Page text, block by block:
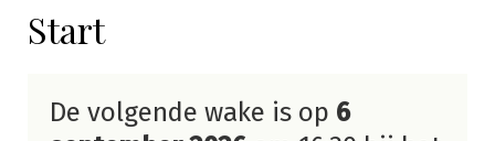
Start
De volgende wake is op 6